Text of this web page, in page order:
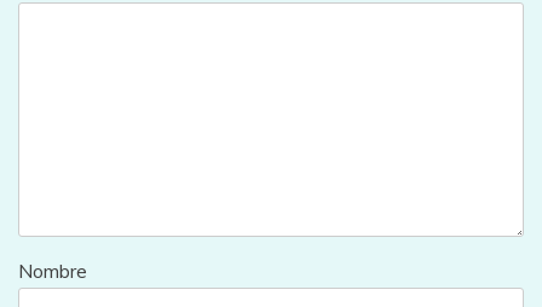
Nombre